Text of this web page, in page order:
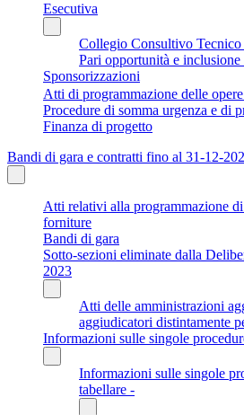
Esecutiva
Collegio Consultivo
Pari opportunità e
Sponsorizzazioni
Atti di programmazione delle
Procedure di somma urgenza e di
Finanza di progetto
Bandi di gara e contratti fino al 31-12-
Atti relativi alla programmazione
forniture
Bandi di gara
Sotto-sezioni eliminate dalla
2023
Atti delle amministrazioni
aggiudicatori distintamente
Informazioni sulle singole
Informazioni sulle singole
tabellare -